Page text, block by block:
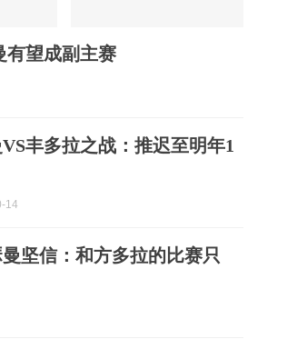
有望成副主赛
丰多拉之战：推迟至明年1
14
坚信：和方多拉的比赛只